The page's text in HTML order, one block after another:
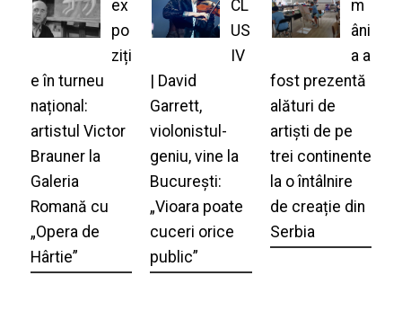
ex
po
ziți
e în turneu
național:
artistul Victor
Brauner la
Galeria
Romană cu
„Opera de
Hârtie”
CL
US
IV
| David
Garrett,
violonistul-
geniu, vine la
București:
„Vioara poate
cuceri orice
public”
m
âni
a a
fost prezentă
alături de
artiști de pe
trei continente
la o întâlnire
de creație din
Serbia